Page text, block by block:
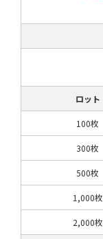
ロット
100枚
300枚
500枚
1,000枚
2,000枚